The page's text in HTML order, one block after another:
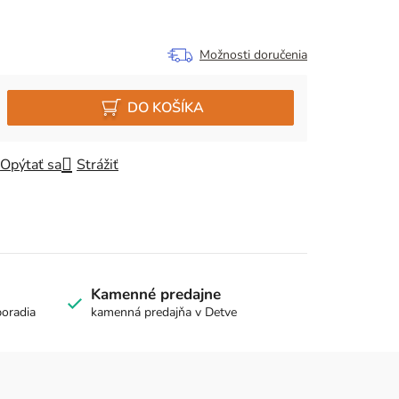
Možnosti doručenia
DO KOŠÍKA
Opýtať sa Strážiť
Kamenné predajne
kamenná predajňa v Detve